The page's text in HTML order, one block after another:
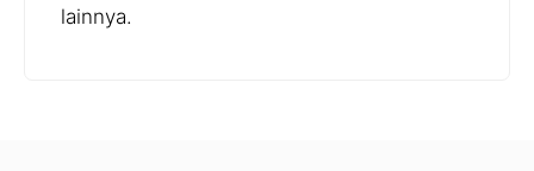
lainnya.